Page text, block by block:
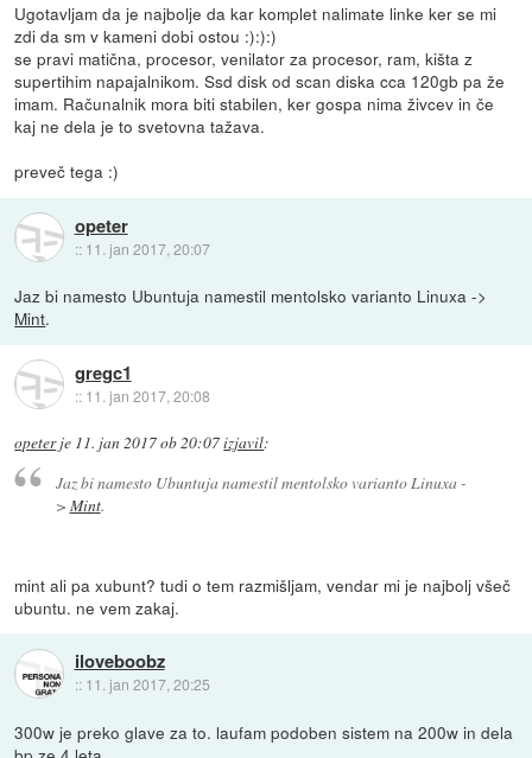
Ugotavljam da je najbolje da kar komplet nalimate linke ker se mi
zdi da sm v kameni dobi ostou :):):)
se pravi matična, procesor, venilator za procesor, ram, kišta z
supertihim napajalnikom. Ssd disk od scan diska cca 120gb pa že
imam. Računalnik mora biti stabilen, ker gospa nima živcev in če
kaj ne dela je to svetovna tažava.
preveč tega :)
opeter
:: 11. jan 2017, 20:07
Jaz bi namesto Ubuntuja namestil mentolsko varianto Linuxa ->
Mint.
gregc1
:: 11. jan 2017, 20:08
opeterje 11. jan 2017 ob 20:07izjavil:
Jaz bi namesto Ubuntuja namestil mentolsko varianto Linuxa -
> Mint.
mint ali pa xubunt? tudi o tem razmišljam, vendar mi je najbolj všeč
ubuntu. ne vem zakaj.
iloveboobz
:: 11. jan 2017, 20:25
300w je preko glave za to. laufam podoben sistem na 200w in dela